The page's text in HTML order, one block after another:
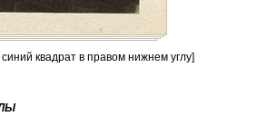
квадрат в правом нижнем углу]